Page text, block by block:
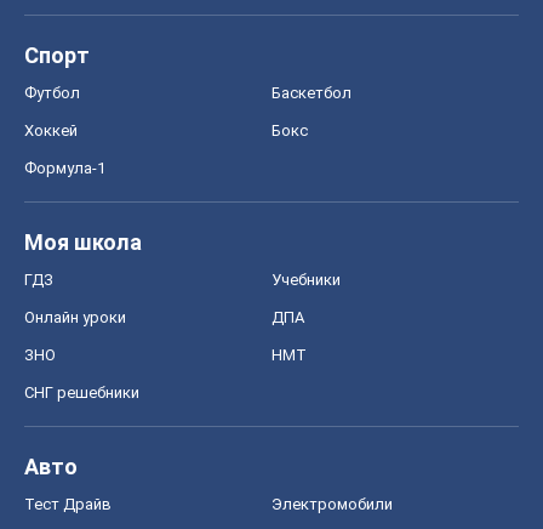
Спорт
Футбол Баскетбол
Хоккей Бокс
Формула-1
Моя школа
ГДЗ Учебники
Онлайн уроки ДПА
ЗНО НМТ
СНГ решебники
Авто
Тест Драйв Электромобили